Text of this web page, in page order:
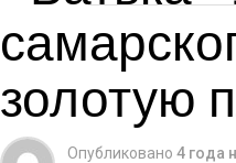
золотую
Опубликовано 4 года